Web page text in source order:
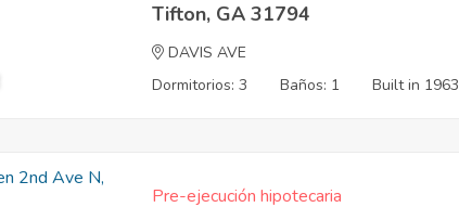
Tifton, GA 31794
DAVIS AVE
Dormitorios: 3
Baños: 1 Built in 1963
Pre-ejecución hipotecaria